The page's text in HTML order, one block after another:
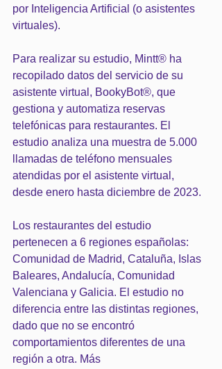
por Inteligencia Artificial (o asistentes
virtuales).
Para realizar su estudio, Mintt® ha
recopilado datos del servicio de su
asistente virtual, BookyBot®, que
gestiona y automatiza reservas
telefónicas para restaurantes. El
estudio analiza una muestra de 5.000
llamadas de teléfono mensuales
atendidas por el asistente virtual,
desde enero hasta diciembre de 2023.
Los restaurantes del estudio
pertenecen a 6 regiones españolas:
Comunidad de Madrid, Cataluña, Islas
Baleares, Andalucía, Comunidad
Valenciana y Galicia. El estudio no
diferencia entre las distintas regiones,
dado que no se encontró
comportamientos diferentes de una
región a otra. Más